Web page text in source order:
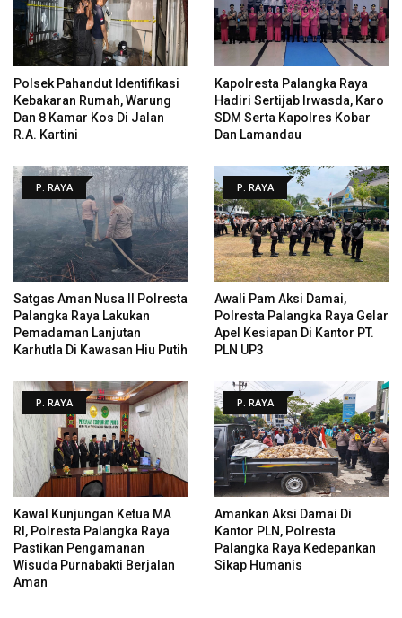
Polsek Pahandut Identifikasi
Kebakaran Rumah, Warung
Dan 8 Kamar Kos Di Jalan
R.A. Kartini
Kapolresta Palangka Raya
Hadiri Sertijab Irwasda, Karo
SDM Serta Kapolres Kobar
Dan Lamandau
P. RAYA
Satgas Aman Nusa II Polresta
Palangka Raya Lakukan
Pemadaman Lanjutan
Karhutla Di Kawasan Hiu Putih
P. RAYA
Awali Pam Aksi Damai,
Polresta Palangka Raya Gelar
Apel Kesiapan Di Kantor PT.
PLN UP3
P. RAYA
Kawal Kunjungan Ketua MA
RI, Polresta Palangka Raya
Pastikan Pengamanan
Wisuda Purnabakti Berjalan
Aman
P. RAYA
Amankan Aksi Damai Di
Kantor PLN, Polresta
Palangka Raya Kedepankan
Sikap Humanis